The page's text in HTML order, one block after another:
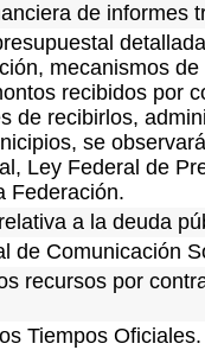
de informes
mecanismos
recibidos por
de recibirlos,
se
Ley Federal de
Federación.
a la deuda
de Comunicación
recursos por
Tiempos Oficiales.